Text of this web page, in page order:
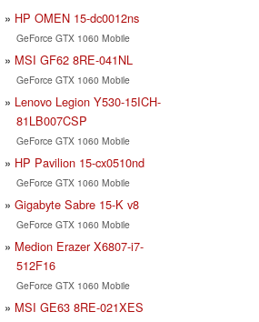
HP OMEN 15-dc0012ns
GeForce GTX 1060 Mobile
MSI GF62 8RE-041NL
GeForce GTX 1060 Mobile
Lenovo Legion Y530-15ICH-
81LB007CSP
GeForce GTX 1060 Mobile
HP Pavilion 15-cx0510nd
GeForce GTX 1060 Mobile
Gigabyte Sabre 15-K v8
GeForce GTX 1060 Mobile
Medion Erazer X6807-i7-
512F16
GeForce GTX 1060 Mobile
MSI GE63 8RE-021XES